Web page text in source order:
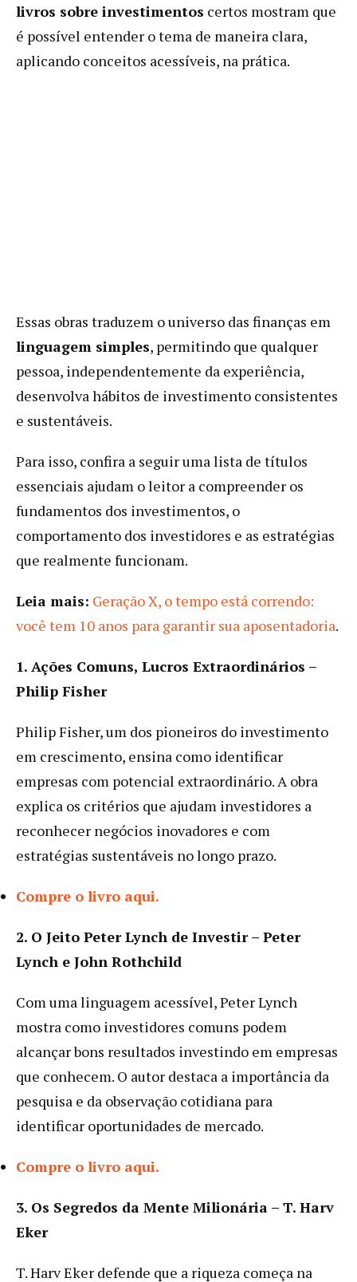
livros sobre investimentos certos mostram que
é possível entender o tema de maneira clara,
aplicando conceitos acessíveis, na prática.
Essas obras traduzem o universo das finanças em
linguagem simples, permitindo que qualquer
pessoa, independentemente da experiência,
desenvolva hábitos de investimento consistentes
e sustentáveis.
Para isso, confira a seguir uma lista de títulos
essenciais ajudam o leitor a compreender os
fundamentos dos investimentos, o
comportamento dos investidores e as estratégias
que realmente funcionam.
Leia mais: Geração X, o tempo está correndo:
você tem 10 anos para garantir sua aposentadoria.
1. Ações Comuns, Lucros Extraordinários –
Philip Fisher
Philip Fisher, um dos pioneiros do investimento
em crescimento, ensina como identificar
empresas com potencial extraordinário. A obra
explica os critérios que ajudam investidores a
reconhecer negócios inovadores e com
estratégias sustentáveis no longo prazo.
Compre o livro aqui.
2. O Jeito Peter Lynch de Investir – Peter
Lynch e John Rothchild
Com uma linguagem acessível, Peter Lynch
mostra como investidores comuns podem
alcançar bons resultados investindo em empresas
que conhecem. O autor destaca a importância da
pesquisa e da observação cotidiana para
identificar oportunidades de mercado.
Compre o livro aqui.
3. Os Segredos da Mente Milionária – T. Harv
Eker
T. Harv Eker defende que a riqueza começa na